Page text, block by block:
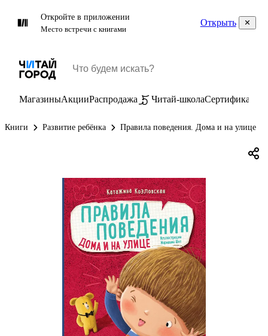
Откройте в приложении
Место встречи с книгами
Открыть
МагазиныАкцииРаспродажа Читай-школаСертификаты
Книги Развитие ребёнка Правила поведения. Дома и на улице